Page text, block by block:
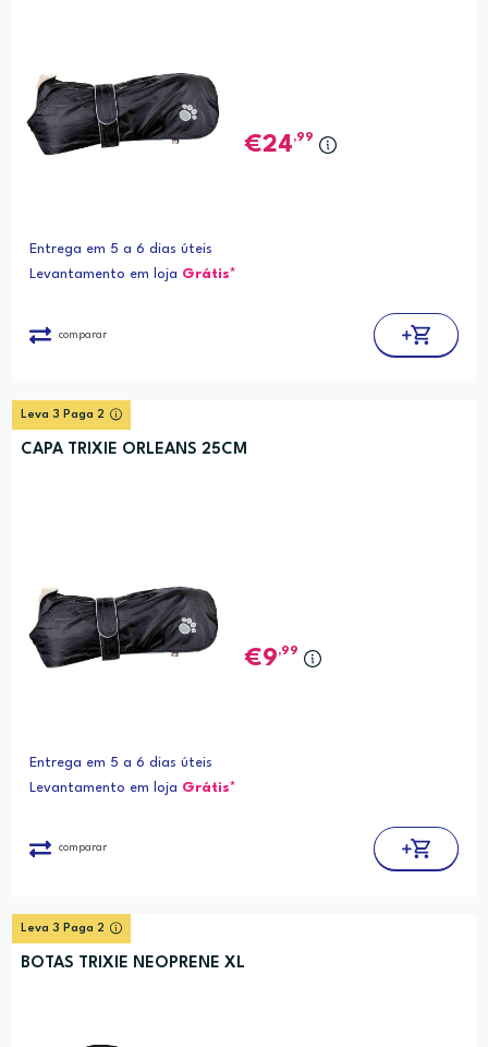
24,99
Entrega em 5 a 6 dias úteis
Levantamento em loja Grátis*
comparar
Leva 3 Paga 2
CAPA TRIXIE ORLEANS 25CM
9,99
Entrega em 5 a 6 dias úteis
Levantamento em loja Grátis*
comparar
Leva 3 Paga 2
BOTAS TRIXIE NEOPRENE XL